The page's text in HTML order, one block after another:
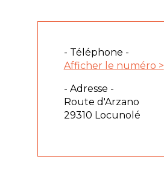
- Téléphone -
Afficher le numéro >
- Adresse -
Route d'Arzano
29310 Locunolé